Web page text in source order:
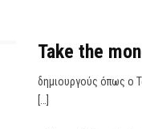
Take the
δημιουργούς όπως ο
[…]